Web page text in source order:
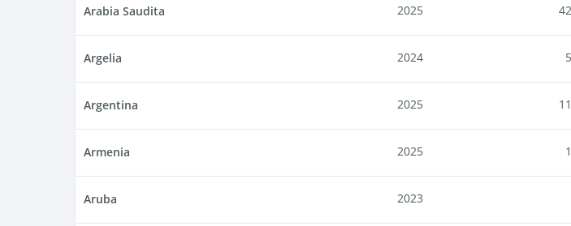
Arabia Saudita 2025
Argelia 2024
Argentina 2025
Armenia 2025
Aruba 2023